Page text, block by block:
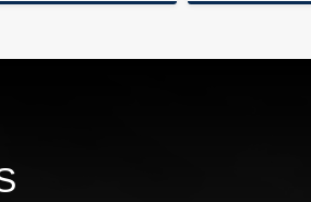
$11.855.200